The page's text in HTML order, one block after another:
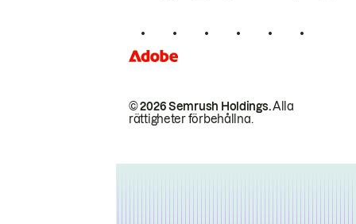
© 2026 Semrush Holdings.Alla
rättigheter förbehållna.